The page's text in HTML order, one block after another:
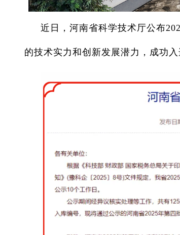
近日，河南省科学技术厅公布
的技术实力和创新发展潜力，成功入